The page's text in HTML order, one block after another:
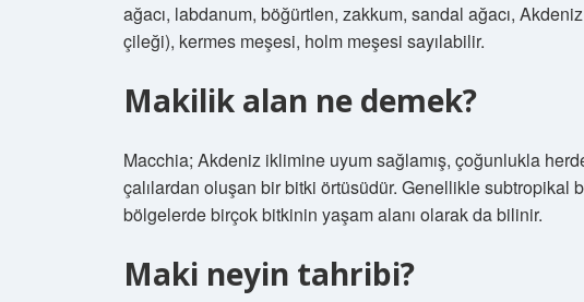
ağacı, labdanum, böğürtlen, zakkum, sandal ağacı,
çileği), kermes meşesi, holm meşesi sayılabilir.
Makilik alan ne demek?
Macchia; Akdeniz iklimine uyum sağlamış, çoğunlukla
çalılardan oluşan bir bitki örtüsüdür. Genellikle subtropikal
bölgelerde birçok bitkinin yaşam alanı olarak da bilinir.
Maki neyin tahribi?